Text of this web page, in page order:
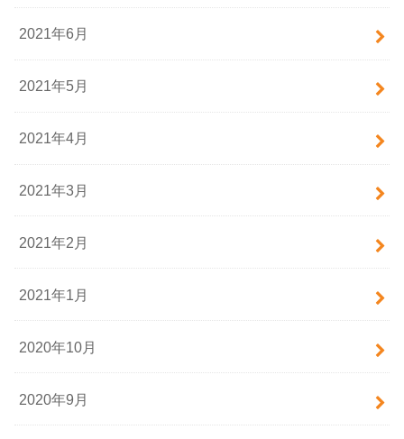
2021年6月
2021年5月
2021年4月
2021年3月
2021年2月
2021年1月
2020年10月
2020年9月